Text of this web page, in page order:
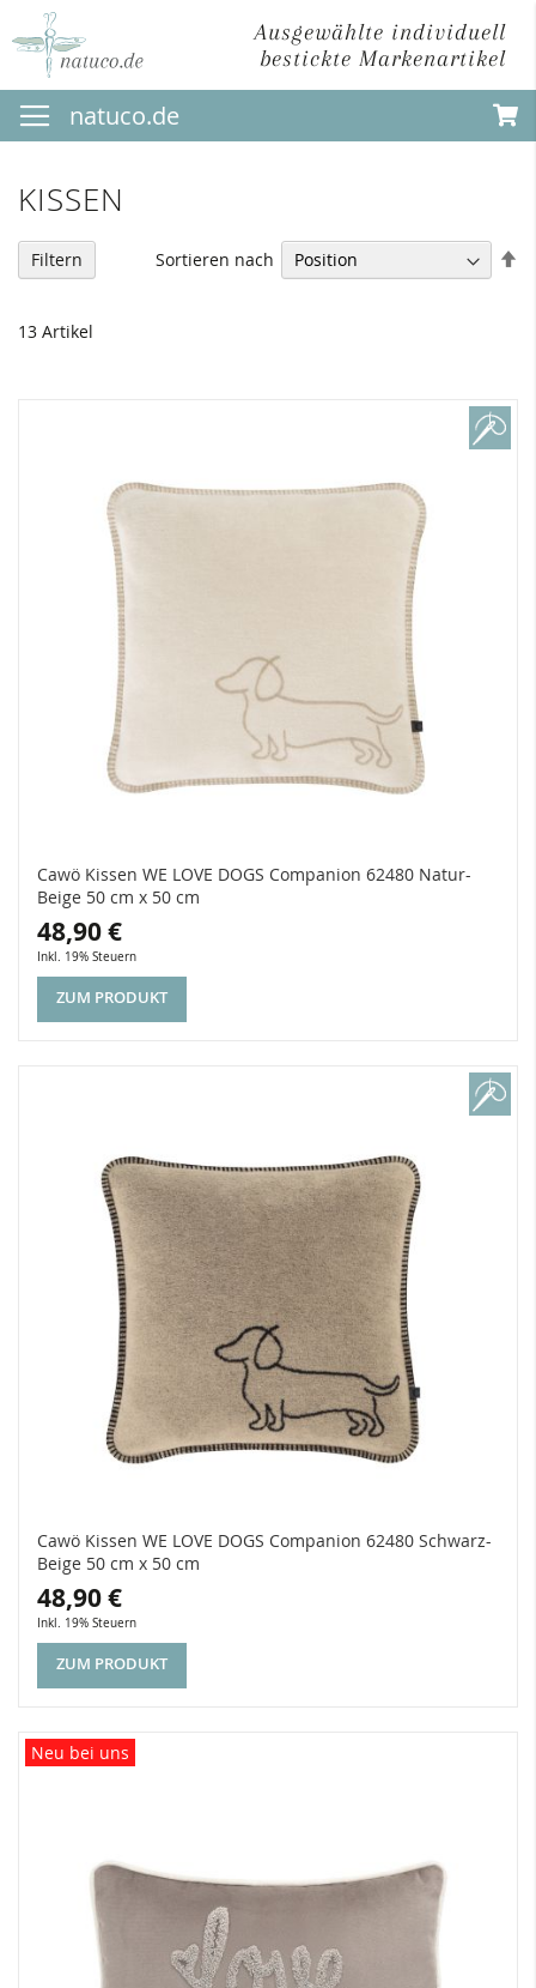
Ausgewählte individuell
bestickte Markenartikel
Direkt
zum
Inhalt
natuco.de
KISSEN
13 Artikel
Sortieren nach
Cawö Kissen WE LOVE DOGS Companion 62480 Natur-
Beige 50 cm x 50 cm
48,90 €
Inkl. 19% Steuern
ZUM PRODUKT
Cawö Kissen WE LOVE DOGS Companion 62480 Schwarz-
Beige 50 cm x 50 cm
48,90 €
Inkl. 19% Steuern
ZUM PRODUKT
Neu bei uns
Filtern